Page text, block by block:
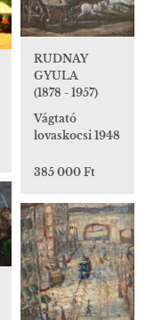
RUDNAY
GYULA
(1878 - 1957)
Vágtató
lovaskocsi 1948
385 000 Ft